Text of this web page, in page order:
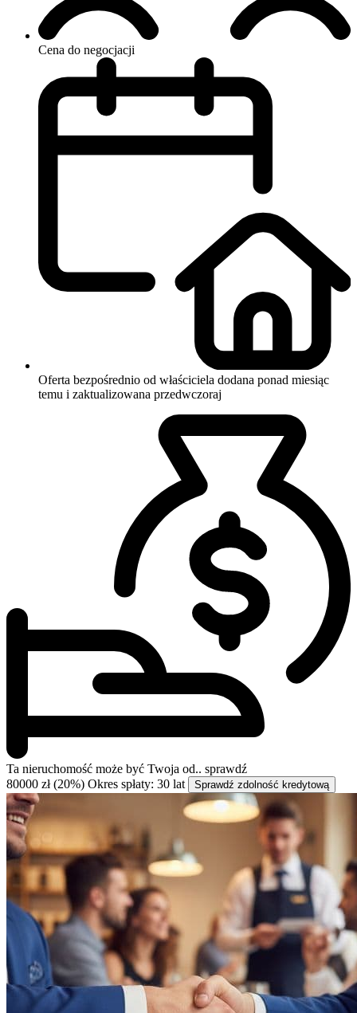
Cena do negocjacji
Oferta bezpośrednio od właściciela dodana ponad miesiąc
temu i zaktualizowana przedwczoraj
Ta nieruchomość może być Twoja od.. sprawdź
80000 zł (20%) Okres spłaty: 30 lat Sprawdź zdolność kredytową